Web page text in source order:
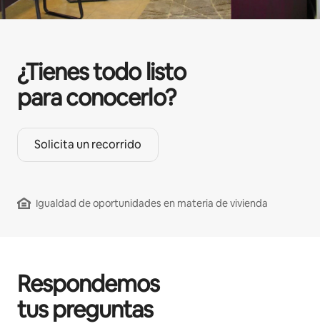
¿Tienes todo listo
para conocerlo?
Solicita un recorrido
Igualdad de oportunidades en materia de vivienda
Respondemos
tus preguntas